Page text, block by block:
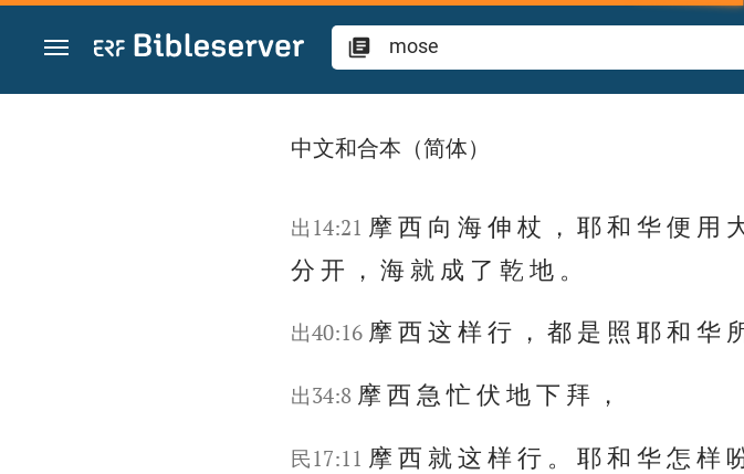
跳转到内容
在圣经中搜索“mose”
中文和合本（简体）
出14:21 摩 西 向 海 伸 杖 ， 耶 和 华 便 用
分 开 ， 海 就 成 了 乾 地 。
出40:16 摩 西 这 样 行 ， 都 是 照 耶 和 华
出34:8 摩 西 急 忙 伏 地 下 拜 ，
民17:11 摩 西 就 这 样 行 。 耶 和 华 怎 样